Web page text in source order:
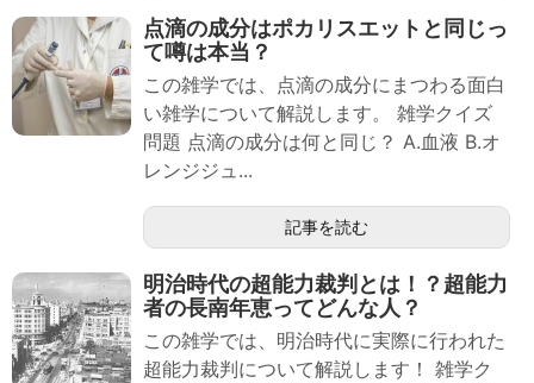
点滴の成分はポカリスエットと同じっ
て噂は本当？
この雑学では、点滴の成分にまつわる面白
い雑学について解説します。 雑学クイズ
問題 点滴の成分は何と同じ？ A.血液 B.オ
レンジジュ...
記事を読む
明治時代の超能力裁判とは！？超能力
者の長南年恵ってどんな人？
この雑学では、明治時代に実際に行われた
超能力裁判について解説します！ 雑学ク